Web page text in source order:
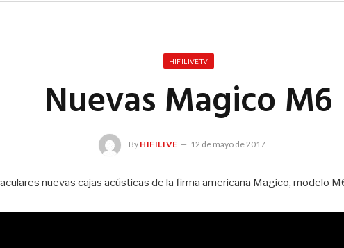
HIFILIVETV
Nuevas Magico M6
By HIFILIVE 12 de mayo de 2017
nuevas cajas acústicas de la firma americana Magico, modelo